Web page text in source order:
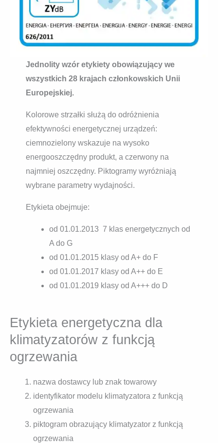
Jednolity wzór etykiety obowiązujący we
wszystkich 28 krajach członkowskich Unii
Europejskiej.
Kolorowe strzałki służą do odróżnienia
efektywności energetycznej urządzeń:
ciemnozielony wskazuje na wysoko
energooszczędny produkt, a czerwony na
najmniej oszczędny. Piktogramy wyróżniają
wybrane parametry wydajności.
Etykieta obejmuje:
od 01.01.2013 7 klas energetycznych od
A do G
od 01.01.2015 klasy od A+ do F
od 01.01.2017 klasy od A++ do E
od 01.01.2019 klasy od A+++ do D
Etykieta energetyczna dla
klimatyzatorów z funkcją
ogrzewania
nazwa dostawcy lub znak towarowy
identyfikator modelu klimatyzatora z funkcją
ogrzewania
piktogram obrazujący klimatyzator z funkcją
ogrzewania